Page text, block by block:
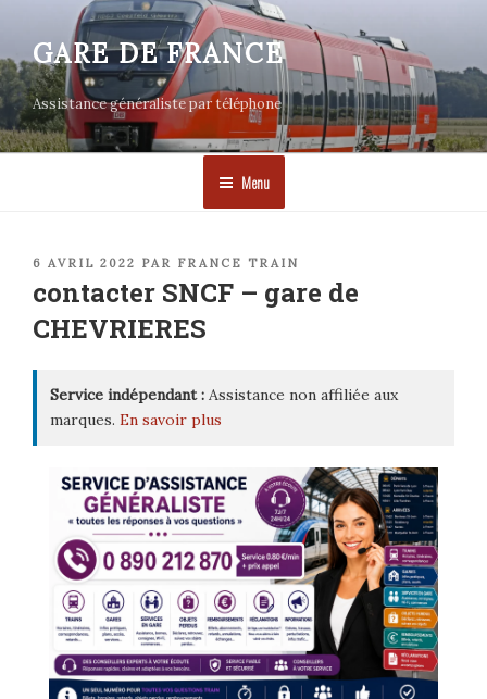
contenu
principal
GARE DE FRANCE
Assistance généraliste par téléphone
Menu
PUBLIÉ
6 AVRIL 2022 PAR FRANCE TRAIN
contacter SNCF – gare de
CHEVRIERES
Service indépendant : Assistance non affiliée aux
marques. En savoir plus